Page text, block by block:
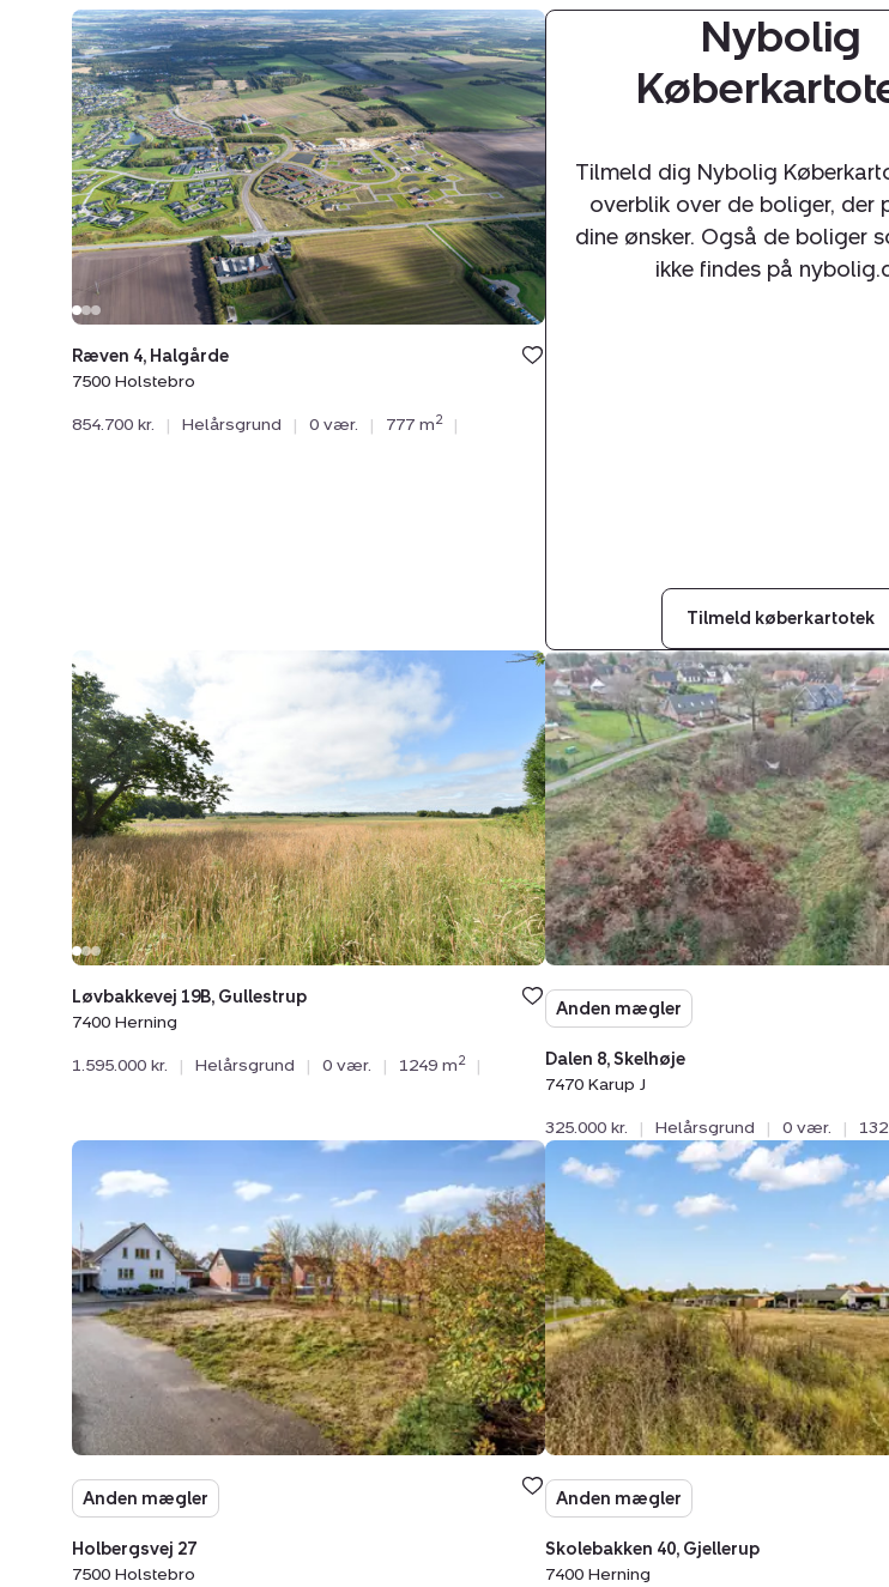
Helårsgrund:
Ræven
4,
Halgårde,
7500
Holstebro
Ræven 4, Halgårde
7500 Holstebro
854.700 kr. | Helårsgrund | 0 vær. | 777 m2 |
Nybolig
Tilmeld dig Nybolig
overblik over de boliger, der
dine ønsker. Også de boliger
ikke findes på
Tilmeld køberkartotek
Helårsgrund:
Løvbakkevej
19B,
Gullestrup,
7400
Herning
Løvbakkevej 19B, Gullestrup
7400 Herning
1.595.000 kr. | Helårsgrund | 0 vær. | 1249 m2 |
Helårsgrund:
Dalen
8,
Skelhøje,
7470
Karup
J
Anden mægler
Dalen 8, Skelhøje
7470 Karup J
325.000 kr. | Helårsgrund | 0 vær. |
Holbergsvej
7500
Holstebro
Anden mægler
Holbergsvej 27
7500 Holstebro
Helårsgrund:
Skolebakken
Gjellerup,
7400
Herning
Anden mægler
Skolebakken 40, Gjellerup
7400 Herning